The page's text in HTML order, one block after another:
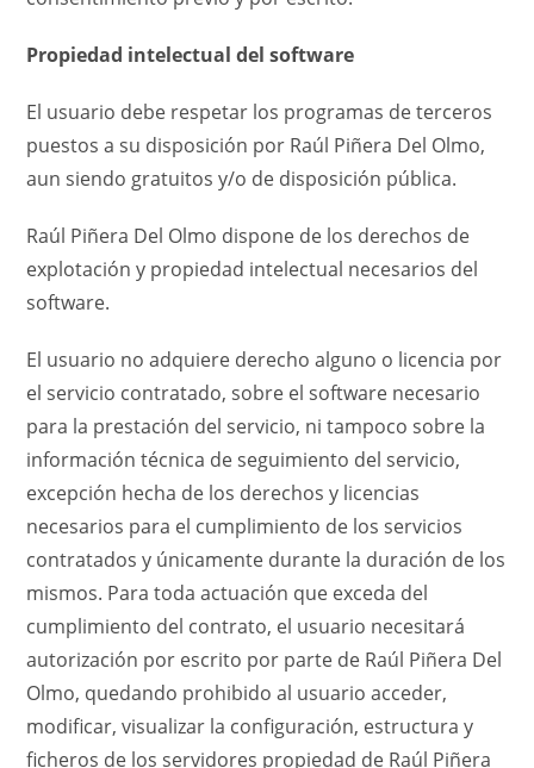
Propiedad intelectual del software
El usuario debe respetar los programas de terceros
puestos a su disposición por Raúl Piñera Del Olmo,
aun siendo gratuitos y/o de disposición pública.
Raúl Piñera Del Olmo dispone de los derechos de
explotación y propiedad intelectual necesarios del
software.
El usuario no adquiere derecho alguno o licencia por
el servicio contratado, sobre el software necesario
para la prestación del servicio, ni tampoco sobre la
información técnica de seguimiento del servicio,
excepción hecha de los derechos y licencias
necesarios para el cumplimiento de los servicios
contratados y únicamente durante la duración de los
mismos. Para toda actuación que exceda del
cumplimiento del contrato, el usuario necesitará
autorización por escrito por parte de Raúl Piñera Del
Olmo, quedando prohibido al usuario acceder,
modificar, visualizar la configuración, estructura y
ficheros de los servidores propiedad de Raúl Piñera